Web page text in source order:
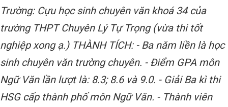
Trường: Cựu học sinh chuyên văn khoá 34 của
trường THPT Chuyên Lý Tự Trọng (vừa thi tốt
nghiệp xong ạ.) THÀNH TÍCH: - Ba năm liền là học
sinh chuyên văn trường chuyên. - Điểm GPA môn
Ngữ Văn lần lượt là: 8.3; 8.6 và 9.0. - Giải Ba kì thi
HSG cấp thành phố môn Ngữ Văn. - Thành viên